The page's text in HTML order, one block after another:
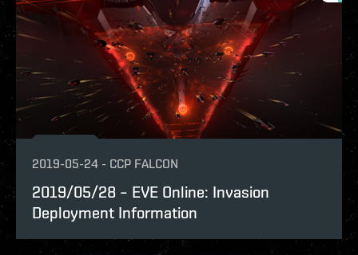
2019-05-24 - CCP FALCON
2019/05/28 – EVE Online: Invasion
Deployment Information